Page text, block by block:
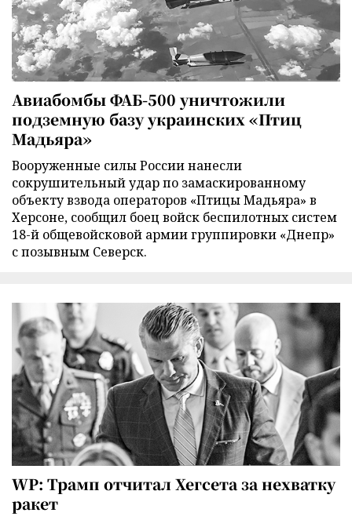
Авиабомбы ФАБ-500 уничтожили
подземную базу украинских «Птиц
Мадьяра»
Вооруженные силы России нанесли
сокрушительный удар по замаскированному
объекту взвода операторов «Птицы Мадьяра» в
Херсоне, сообщил боец войск беспилотных систем
18-й общевойсковой армии группировки «Днепр»
с позывным Северск.
WP: Трамп отчитал Хегсета за нехватку
ракет